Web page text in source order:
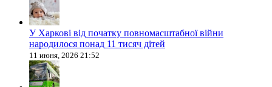
У Харкові від початку повномасштабної війни
народилося понад 11 тисяч дітей
11 июня, 2026 21:52